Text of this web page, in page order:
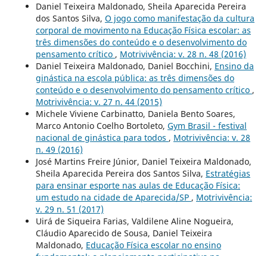
Daniel Teixeira Maldonado, Sheila Aparecida Pereira
dos Santos Silva, O jogo como manifestação da cultura
corporal de movimento na Educação Física escolar: as
três dimensões do conteúdo e o desenvolvimento do
pensamento crítico , Motrivivência: v. 28 n. 48 (2016)
Daniel Teixeira Maldonado, Daniel Bocchini, Ensino da
ginástica na escola pública: as três dimensões do
conteúdo e o desenvolvimento do pensamento crítico ,
Motrivivência: v. 27 n. 44 (2015)
Michele Viviene Carbinatto, Daniela Bento Soares,
Marco Antonio Coelho Bortoleto, Gym Brasil - festival
nacional de ginástica para todos , Motrivivência: v. 28
n. 49 (2016)
José Martins Freire Júnior, Daniel Teixeira Maldonado,
Sheila Aparecida Pereira dos Santos Silva, Estratégias
para ensinar esporte nas aulas de Educação Física:
um estudo na cidade de Aparecida/SP , Motrivivência:
v. 29 n. 51 (2017)
Uirá de Siqueira Farias, Valdilene Aline Nogueira,
Cláudio Aparecido de Sousa, Daniel Teixeira
Maldonado, Educação Física escolar no ensino